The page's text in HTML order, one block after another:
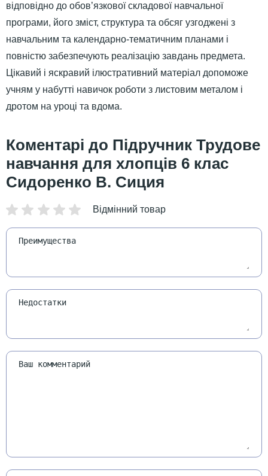
відповідно до обов’язкової складової навчальної
програми, його зміст, структура та обсяг узгоджені з
навчальним та календарно-тематичним планами і
повністю забезпечують реалізацію завдань предмета.
Цікавий і яскравий ілюстративний матеріал допоможе
учням у набутті навичок роботи з листовим металом і
дротом на уроці та вдома.
Підручник Трудове
навчання для хлопців 6 клас
Сидоренко В. Сиция